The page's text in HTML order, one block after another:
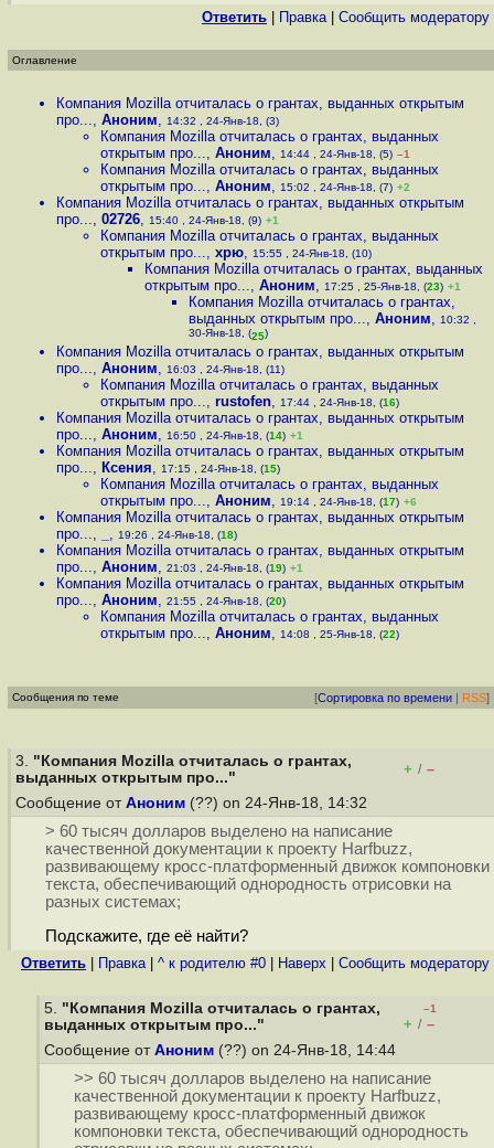
Ответить Правка| Cообщить модератору
Оглавление
Компания Mozilla отчиталась о грантах, выданных открытым
про..., Аноним, 14:32 , 24-Янв-18, (3)
Компания Mozilla отчиталась о грантах, выданных
открытым про..., Аноним, 14:44 , 24-Янв-18, (5) –1
Компания Mozilla отчиталась о грантах, выданных
открытым про..., Аноним, 15:02 , 24-Янв-18, (7) +2
Компания Mozilla отчиталась о грантах, выданных открытым
про..., 02726, 15:40 , 24-Янв-18, (9) +1
Компания Mozilla отчиталась о грантах, выданных
открытым про..., хрю, 15:55 , 24-Янв-18, (10)
Компания Mozilla отчиталась о грантах, выданных
открытым про..., Аноним, 17:25 , 25-Янв-18, (23) +1
Компания Mozilla отчиталась о грантах,
выданных открытым про..., Аноним, 10:32 ,
30-Янв-18, (25)
Компания Mozilla отчиталась о грантах, выданных открытым
про..., Аноним, 16:03 , 24-Янв-18, (11)
Компания Mozilla отчиталась о грантах, выданных
открытым про..., rustofen, 17:44 , 24-Янв-18, (16)
Компания Mozilla отчиталась о грантах, выданных открытым
про..., Аноним, 16:50 , 24-Янв-18, (14) +1
Компания Mozilla отчиталась о грантах, выданных открытым
про..., Ксения, 17:15 , 24-Янв-18, (15)
Компания Mozilla отчиталась о грантах, выданных
открытым про..., Аноним, 19:14 , 24-Янв-18, (17) +6
Компания Mozilla отчиталась о грантах, выданных открытым
про..., , 19:26 , 24-Янв-18, (18)
Компания Mozilla отчиталась о грантах, выданных открытым
про..., Аноним, 21:03 , 24-Янв-18, (19) +1
Компания Mozilla отчиталась о грантах, выданных открытым
про..., Аноним, 21:55 , 24-Янв-18, (20)
Компания Mozilla отчиталась о грантах, выданных
открытым про..., Аноним, 14:08 , 25-Янв-18, (22)
Сообщения по теме [Сортировка по времени | RSS]
3. "Компания Mozilla отчиталась о грантах,
выданных открытым про..."
+ / –
Сообщение от Аноним (??) on 24-Янв-18, 14:32
> 60 тысяч долларов выделено на написание
качественной документации к проекту Harfbuzz,
развивающему кросс-платформенный движок компоновки
текста, обеспечивающий однородность отрисовки на
разных системах;
Подскажите, где её найти?
Ответить Правка| ^ к родителю #0 Наверх Cообщить модератору
5. "Компания Mozilla отчиталась о грантах,
выданных открытым про..."
–1
+ / –
Сообщение от Аноним (??) on 24-Янв-18, 14:44
>> 60 тысяч долларов выделено на написание
качественной документации к проекту Harfbuzz,
развивающему кросс-платформенный движок
компоновки текста, обеспечивающий однородность